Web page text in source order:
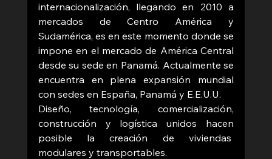
internacionalización, llegando en 2010 a
mercados de Centro América y
Sudamérica, es en este momento donde se
impone en el mercado de América Central
desde su sede en Panamá. Actualmente se
encuentra en plena expansión mundial
con sedes en España, Panamá y E.E.U.U.
Diseño, tecnología, comercialización,
construcción y logística unidos hacen
posible la creación de viviendas
modulares y transportables.